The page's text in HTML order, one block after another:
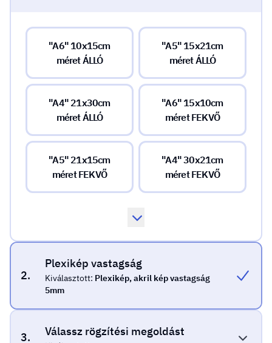
"A6" 10x15cm
méret ÁLLÓ
"A5" 15x21cm
méret ÁLLÓ
"A4" 21x30cm
méret ÁLLÓ
"A6" 15x10cm
méret FEKVŐ
"A5" 21x15cm
méret FEKVŐ
"A4" 30x21cm
méret FEKVŐ
2.
Plexikép vastagság
Kiválasztott: Plexikép, akril kép vastagság
5mm
3. Válassz rögzítési megoldást